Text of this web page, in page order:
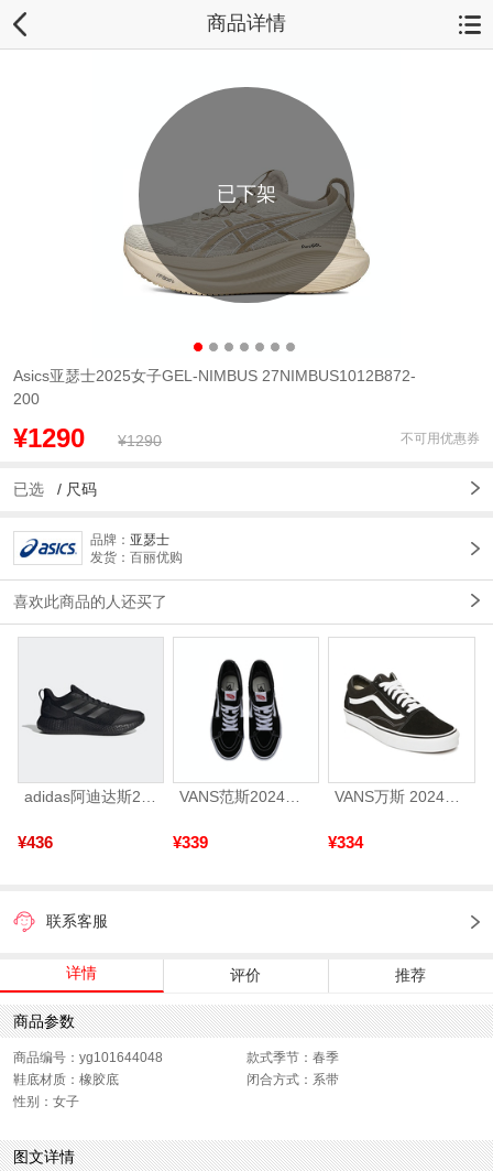
商品详情
已下架
Asics亚瑟士2025女子GEL-NIMBUS 27NIMBUS1012B872-
200
¥1290 ¥1290 不可用优惠券
已选 / 尺码
品牌： 亚瑟士
发货：百丽优购
喜欢此商品的人还买了
¥436 ¥339 ¥334
联系客服
详情 评价 推荐
商品参数
商品编号：yg101644048
款式季节：春季
鞋底材质：橡胶底
闭合方式：系带
性别：女子
图文详情